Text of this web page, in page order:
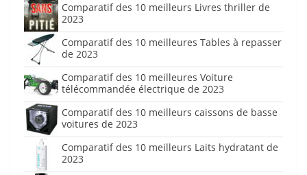
Comparatif des 10 meilleurs Livres thriller de
2023
Comparatif des 10 meilleures Tables à repasser
de 2023
Comparatif des 10 meilleures Voiture
télécommandée électrique de 2023
Comparatif des 10 meilleurs caissons de basse
voitures de 2023
Comparatif des 10 meilleurs Laits hydratant de
2023